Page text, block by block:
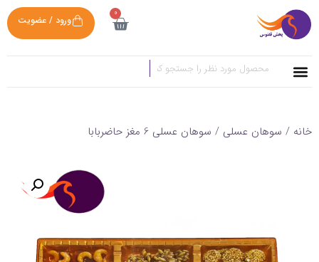
ورود / عضویت
0
خانه / سوهان عسلی / سوهان عسلی 6 مغز حاضربابا